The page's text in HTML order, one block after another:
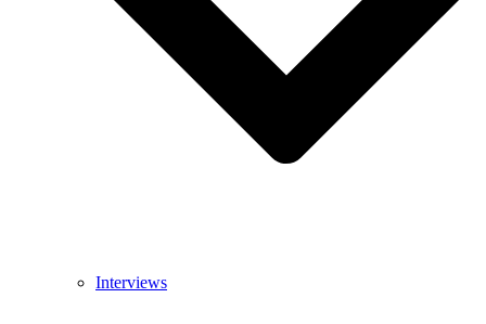
Interviews